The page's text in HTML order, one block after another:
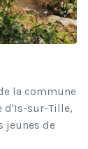
la commune
d'Is-sur-Tille,
jeunes de